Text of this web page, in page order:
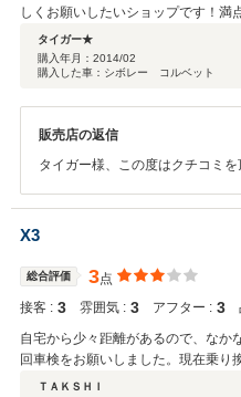
しくお願いしたいショップです！満
店！！！
タイガー★
購入年月： 2014/02
購入した車：シボレー コルベット
販売店の返信
タイガー様、この度はクチコミ
でも紹介されるようなお車です
す！！！長く大切にしていただけ
X3
総合評価 3点
接客 : 3 雰囲気 : 3 アフター : 3
自宅から少々距離があるので、なか
回車検をお願いしました。現在乗り
ＴＡＫＳＨＩ